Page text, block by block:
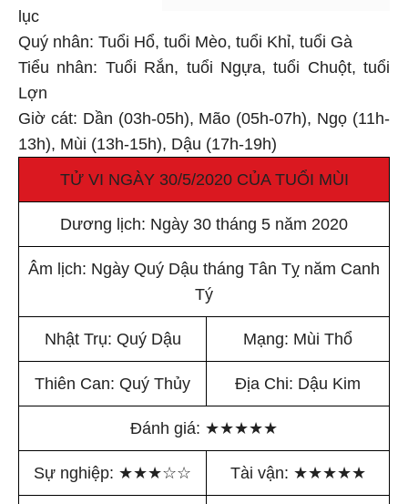
lục
Quý nhân: Tuổi Hổ, tuổi Mèo, tuổi Khỉ, tuổi Gà
Tiểu nhân: Tuổi Rắn, tuổi Ngựa, tuổi Chuột, tuổi
Lợn
Giờ cát: Dần (03h-05h), Mão (05h-07h), Ngọ (11h-
13h), Mùi (13h-15h), Dậu (17h-19h)
TỬ VI NGÀY 30/5/2020 CỦA TUỔI MÙI
Dương lịch: Ngày 30 tháng 5 năm 2020
Âm lịch: Ngày Quý Dậu tháng Tân Tỵ năm Canh
Tý
Nhật Trụ: Quý Dậu Mạng: Mùi Thổ
Thiên Can: Quý Thủy Địa Chi: Dậu Kim
Đánh giá: ★★★★★
Sự nghiệp: ★★★☆☆ Tài vận: ★★★★★